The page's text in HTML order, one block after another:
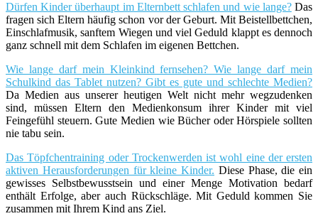
Dürfen Kinder überhaupt im Elternbett schlafen und wie lange?Das
fragen sich Eltern häufig schon vor der Geburt. Mit Beistellbettchen,
Einschlafmusik, sanftem Wiegen und viel Geduld klappt es dennoch
ganz schnell mit dem Schlafen im eigenen Bettchen.
Wie lange darf mein Kleinkind fernsehen? Wie lange darf mein
Schulkind das Tablet nutzen? Gibt es gute und schlechte Medien?
Da Medien aus unserer heutigen Welt nicht mehr wegzudenken
sind, müssen Eltern den Medienkonsum ihrer Kinder mit viel
Feingefühl steuern. Gute Medien wie Bücher oder Hörspiele sollten
nie tabu sein.
Das Töpfchentraining oder Trockenwerden ist wohl eine der ersten
aktiven Herausforderungen für kleine Kinder. Diese Phase, die ein
gewisses Selbstbewusstsein und einer Menge Motivation bedarf
enthält Erfolge, aber auch Rückschläge. Mit Geduld kommen Sie
zusammen mit Ihrem Kind ans Ziel.